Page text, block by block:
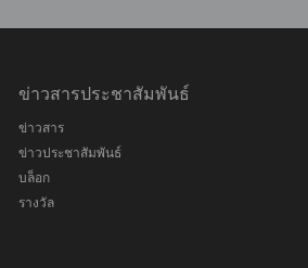
ข่าวสารประชาสัมพันธ์
ข่าวสาร
ข่าวประชาสัมพันธ์
บล็อก
รางวัล